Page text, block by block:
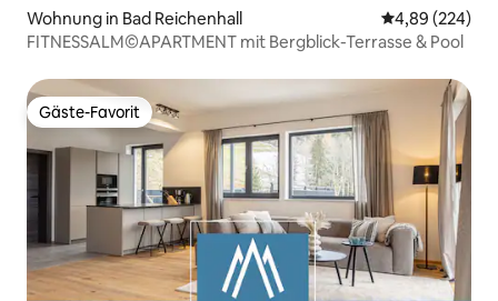
Wohnung in Bad Reichenhall
4,89 (224)
FITNESSALM©APARTMENT mit Bergblick-Terrasse & Pool
Gäste-Favorit
Gäste-Favorit